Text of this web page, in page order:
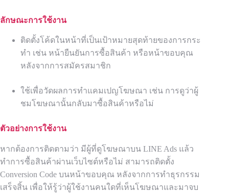
ลักษณะการใช้งาน
ติดตั้งโค้ดในหน้าที่เป็นเป้าหมายสุดท้ายของการกระ
ทำ เช่น หน้ายืนยันการซื้อสินค้า หรือหน้าขอบคุณ
หลังจากการสมัครสมาชิก
ใช้เพื่อวัดผลการทำแคมเปญโฆษณา เช่น การดูว่าผู้
ชมโฆษณานั้นกลับมาซื้อสินค้าหรือไม่
ตัวอย่างการใช้งาน
หากต้องการติดตามว่า มีผู้ที่ดูโฆษณาบน LINE Ads แล้ว
ทำการซื้อสินค้าผ่านเว็บไซต์หรือไม่ สามารถติดตั้ง
Conversion Code บนหน้าขอบคุณ หลังจากการทำธุรกรรม
เสร็จสิ้น เพื่อให้รู้ว่าผู้ใช้งานคนใดที่เห็นโฆษณาและมาจบ